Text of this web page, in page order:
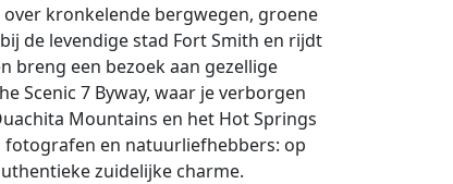
kronkelende bergwegen, groene
de levendige stad Fort Smith en rijdt
breng een bezoek aan gezellige
Scenic 7 Byway, waar je verborgen
Mountains en het Hot Springs
en natuurliefhebbers: op
zuidelijke charme.